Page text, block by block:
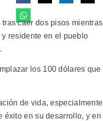
caer dos pisos mientras
residente en el pueblo
los 100 dólares que
de vida, especialmente
éxito en su desarrollo, y en